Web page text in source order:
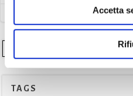
Accetta
navigation
TAGS